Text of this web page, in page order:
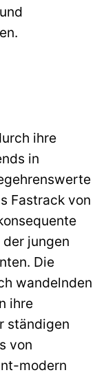
ihre
in
Fastrack von
jungen
Die
wandelnden
ihre
ständigen
von
modern